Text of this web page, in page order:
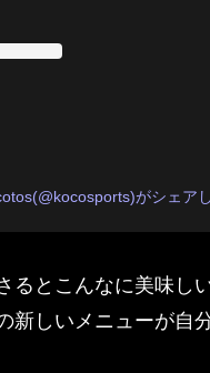
がシェア
るとこんなに美味し
新しいメニューが自